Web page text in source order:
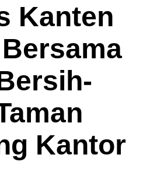
Kanten
Kantor